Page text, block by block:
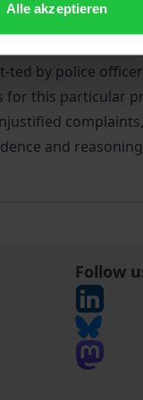
Alle akzeptieren
by police
for this particular
and
Follow